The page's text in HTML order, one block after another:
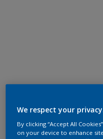
We respect your
By clicking “Accept All
on your device to enhance